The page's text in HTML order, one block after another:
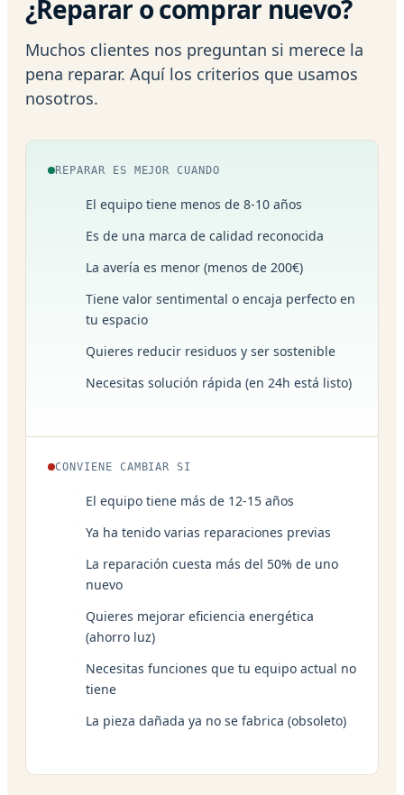
¿Reparar o comprar nuevo?
Muchos clientes nos preguntan si merece la
pena reparar. Aquí los criterios que usamos
nosotros.
REPARAR ES MEJOR CUANDO
El equipo tiene menos de 8-10 años
Es de una marca de calidad reconocida
La avería es menor (menos de 200€)
Tiene valor sentimental o encaja perfecto en
tu espacio
Quieres reducir residuos y ser sostenible
Necesitas solución rápida (en 24h está listo)
CONVIENE CAMBIAR SI
El equipo tiene más de 12-15 años
Ya ha tenido varias reparaciones previas
La reparación cuesta más del 50% de uno
nuevo
Quieres mejorar eficiencia energética
(ahorro luz)
Necesitas funciones que tu equipo actual no
tiene
La pieza dañada ya no se fabrica (obsoleto)